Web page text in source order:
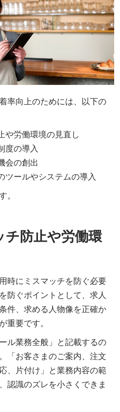
率向上のためには、以下の
労働環境の見直し
度の導入
会の創出
ールやシステムの導入
。
防止や労働環
時にミスマッチを防ぐ必要
防ぐポイントとして、求人
件、求める人物像を正確か
重要です。
ル業務全般」と記載するの
「お客さまのご案内、注文
、片付け」と業務内容の範
認識のズレを小さくできま